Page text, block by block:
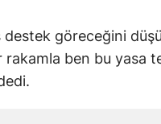
destek göreceğini
rakamla ben bu yasa